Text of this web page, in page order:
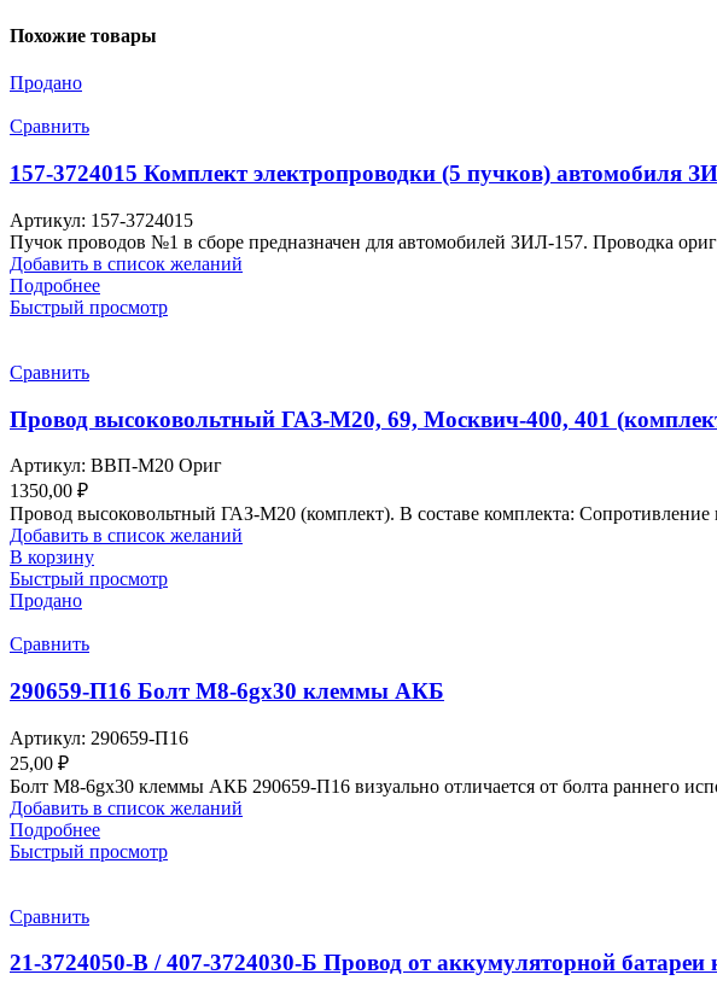
Похожие товары
Продано
Сравнить
157-3724015 Комплект электропроводки (5 пучков) автомобиля
Артикул: 157-3724015
Пучок проводов №1 в сборе предназначен для автомобилей ЗИЛ-157. Проводка
Добавить в список желаний
Подробнее
Быстрый просмотр
Сравнить
Провод высоковольтный ГАЗ-М20, 69, Москвич-400, 401
Артикул: ВВП-М20 Ориг
1350,00 ₽
Провод высоковольтный ГАЗ-М20 (комплект). В составе комплекта:
Добавить в список желаний
В корзину
Быстрый просмотр
Продано
Сравнить
290659-П16 Болт М8-6gх30 клеммы АКБ
Артикул: 290659-П16
25,00 ₽
Болт М8-6gх30 клеммы АКБ 290659-П16 визуально отличается от болта раннего
Добавить в список желаний
Подробнее
Быстрый просмотр
Сравнить
21-3724050-В / 407-3724030-Б Провод от аккумуляторной